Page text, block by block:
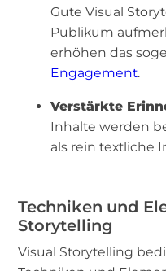
Gute Visual
Publikum
erhöhen das
Engagement.
Verstärkte
Inhalte werden
als rein textliche
Techniken und
Storytelling
Visual Storytelling